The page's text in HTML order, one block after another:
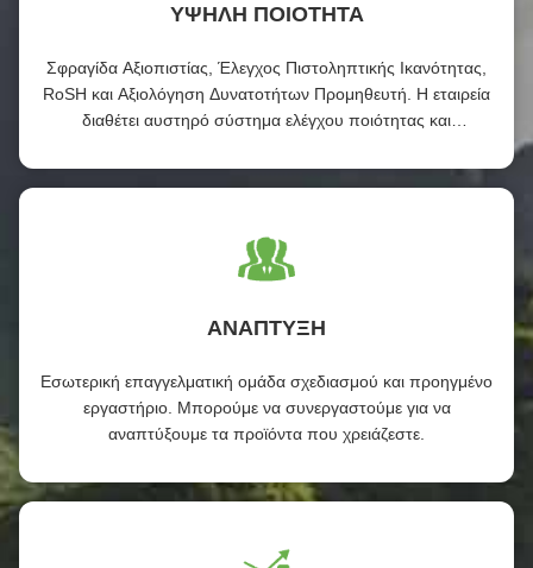
ΥΨΗΛΗ ΠΟΙΟΤΗΤΑ
Σφραγίδα Αξιοπιστίας, Έλεγχος Πιστοληπτικής Ικανότητας,
RoSH και Αξιολόγηση Δυνατοτήτων Προμηθευτή. Η εταιρεία
διαθέτει αυστηρό σύστημα ελέγχου ποιότητας και
ΑΝΑΠΤΥΞΗ
Εσωτερική επαγγελματική ομάδα σχεδιασμού και προηγμένο
εργαστήριο. Μπορούμε να συνεργαστούμε για να
αναπτύξουμε τα προϊόντα που χρειάζεστε.